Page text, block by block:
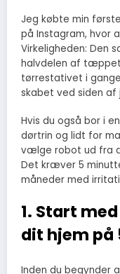
Jeg købte min
på Instagram, hvor
Virkeligheden: Den
halvdelen af tæppet
tørrestativet i
skabet ved siden af
Hvis du også bor i
dørtrin og lidt for
vælge robot ud fra
Det kræver 5
måneder med
1. Start
dit hjem
Inden du begynder